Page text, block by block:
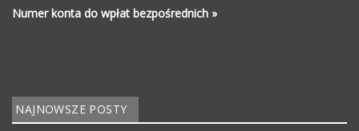
Numer konta do wpłat bezpośrednich »
NAJNOWSZE POSTY